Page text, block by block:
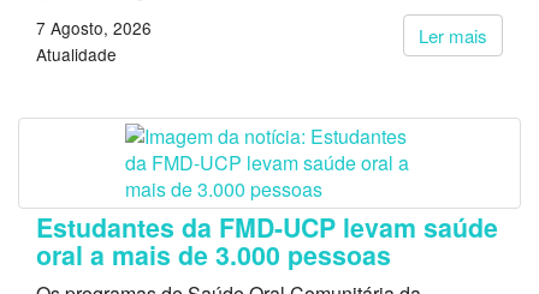
Ler mais
7 Agosto, 2026
Atualidade
Estudantes da FMD-UCP levam saúde
oral a mais de 3.000 pessoas